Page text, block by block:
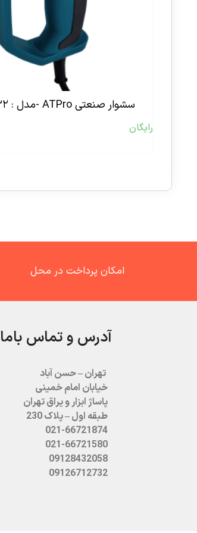
سشوار صنعتی ATPro -مدل : AT۷۰۱ -۲۲۳۲
رایگان
امکان پرداخت در محل
آدرس و تماس باما
تهران – حسن آباد
خیابان امام خمینی
پاساژ ابزار و یراق تهران
طبقه اول – پلاک 230
021-66721874
021-66721580
09128432058
09126712732